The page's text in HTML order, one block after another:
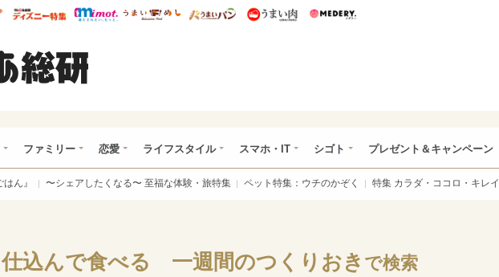
総研
ハピママ* ウレぴあ総研 ディズニー特集
mimot. うまいめし うまいパン うまい肉
ファミリー 恋愛 ライフスタイル スマホ・IT シゴト プレゼント＆キャンペーン
ん』 〜シェアしたくなる〜 至福な体験・旅特集 ペット特集：ウチのかぞく 特集 カラダ・ココロ・キレイ
込んで食べる 一週間のつくりおき で検索